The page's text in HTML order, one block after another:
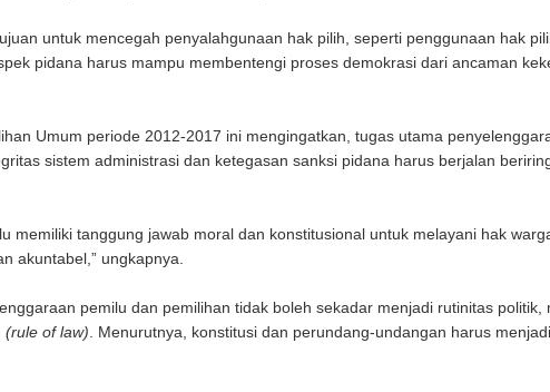
untuk mencegah penyalahgunaan hak pilih, seperti penggunaan hak
pidana harus mampu membentengi proses demokrasi dari ancaman
Umum periode 2012-2017 ini mengingatkan, tugas utama
sistem administrasi dan ketegasan sanksi pidana harus berjalan
memiliki tanggung jawab moral dan konstitusional untuk melayani hak
akuntabel,” ungkapnya.
pemilu dan pemilihan tidak boleh sekadar menjadi rutinitas
(rule of law). Menurutnya, konstitusi dan perundang-undangan harus